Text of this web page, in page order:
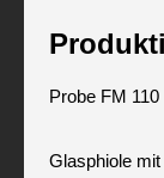
Probe FM 110
Glasphiole